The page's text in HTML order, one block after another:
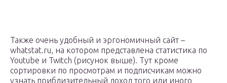
Также очень удобный и эргономичный сайт –
whatstat.ru, на котором представлена статистика по
Youtube и Twitch (рисунок выше). Тут кроме
сортировки по просмотрам и подписчикам можно
узнать приблизительный доход того или иного